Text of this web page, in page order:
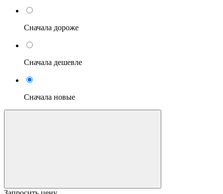
Сначала дороже
Сначала дешевле
Сначала новые